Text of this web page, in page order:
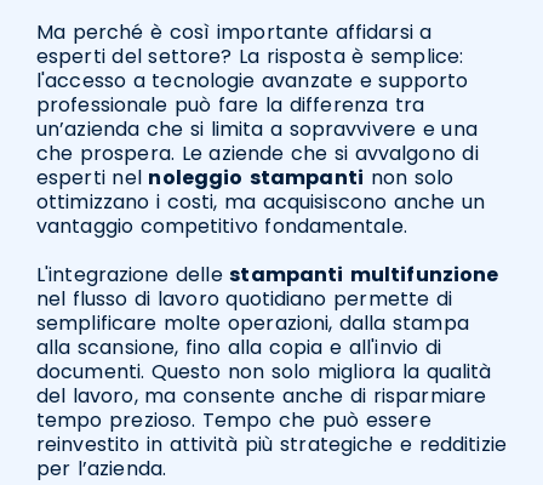
Ma perché è così importante affidarsi a
esperti del settore? La risposta è semplice:
l'accesso a tecnologie avanzate e supporto
professionale può fare la differenza tra
un’azienda che si limita a sopravvivere e una
che prospera. Le aziende che si avvalgono di
esperti nel noleggio stampanti non solo
ottimizzano i costi, ma acquisiscono anche un
vantaggio competitivo fondamentale.
L'integrazione dellestampanti multifunzione
nel flusso di lavoro quotidiano permette di
semplificare molte operazioni, dalla stampa
alla scansione, fino alla copia e all'invio di
documenti. Questo non solo migliora la qualità
del lavoro, ma consente anche di risparmiare
tempo prezioso. Tempo che può essere
reinvestito in attività più strategiche e redditizie
per l’azienda.